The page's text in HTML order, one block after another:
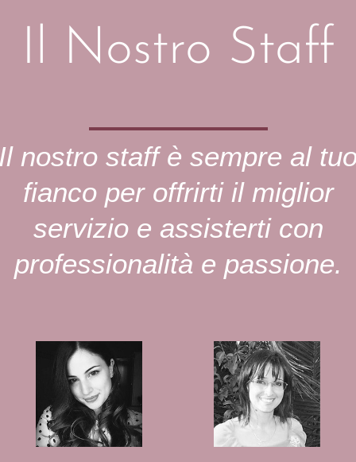
Il Nostro Staff
nostro staff è sempre al
fianco per offrirti il miglior
servizio e assisterti con
professionalità e passione.